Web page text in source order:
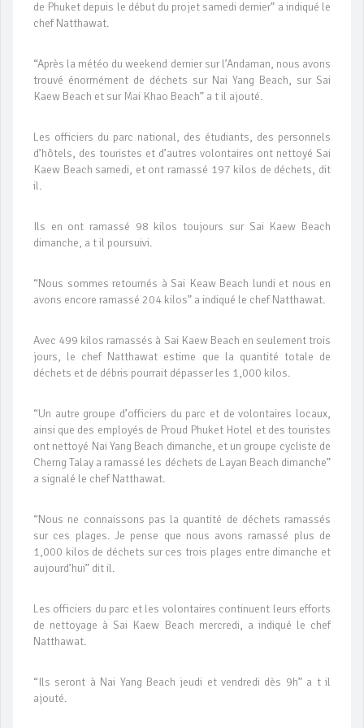
de Phuket depuis le début du projet samedi dernier” a indiqué le
chef Natthawat.
“Après la météo du weekend dernier sur l’Andaman, nous avons
trouvé énormément de déchets sur Nai Yang Beach, sur Sai
Kaew Beach et sur Mai Khao Beach” a t il ajouté.
Les officiers du parc national, des étudiants, des personnels
d’hôtels, des touristes et d’autres volontaires ont nettoyé Sai
Kaew Beach samedi, et ont ramassé 197 kilos de déchets, dit
il.
Ils en ont ramassé 98 kilos toujours sur Sai Kaew Beach
dimanche, a t il poursuivi.
“Nous sommes retournés à Sai Keaw Beach lundi et nous en
avons encore ramassé 204 kilos” a indiqué le chef Natthawat.
Avec 499 kilos ramassés à Sai Kaew Beach en seulement trois
jours, le chef Natthawat estime que la quantité totale de
déchets et de débris pourrait dépasser les 1,000 kilos.
“Un autre groupe d’officiers du parc et de volontaires locaux,
ainsi que des employés de Proud Phuket Hotel et des touristes
ont nettoyé Nai Yang Beach dimanche, et un groupe cycliste de
Cherng Talay a ramassé les déchets de Layan Beach dimanche”
a signalé le chef Natthawat.
“Nous ne connaissons pas la quantité de déchets ramassés
sur ces plages. Je pense que nous avons ramassé plus de
1,000 kilos de déchets sur ces trois plages entre dimanche et
aujourd’hui” dit il.
Les officiers du parc et les volontaires continuent leurs efforts
de nettoyage à Sai Kaew Beach mercredi, a indiqué le chef
Natthawat.
“Ils seront à Nai Yang Beach jeudi et vendredi dès 9h” a t il
ajouté.